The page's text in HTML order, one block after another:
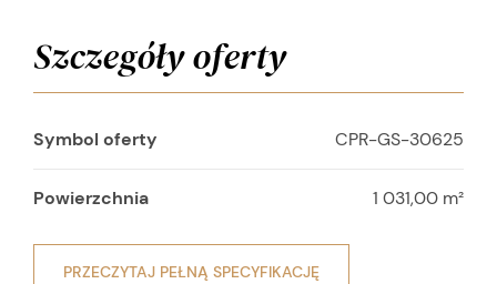
Szczegóły oferty
Symbol oferty CPR-GS-30625
Powierzchnia 1 031,00 m²
PRZECZYTAJ PEŁNĄ SPECYFIKACJĘ